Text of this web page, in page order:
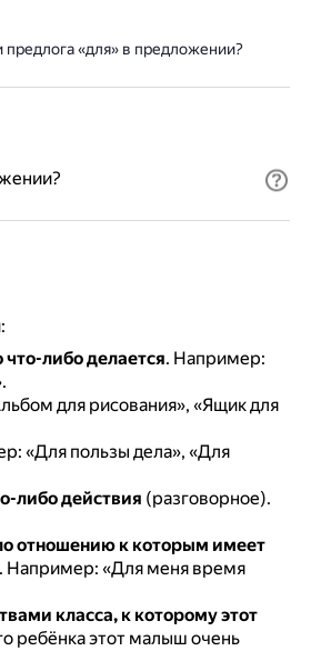
«для» в предложении?
что-либо делается. Например:
для рисования», «Ящик для
«Для пользы дела», «Для
либо действия (разговорное).
отношению к которым имеет
Например: «Для меня время
класса, к которому этот
ребёнка этот малыш очень